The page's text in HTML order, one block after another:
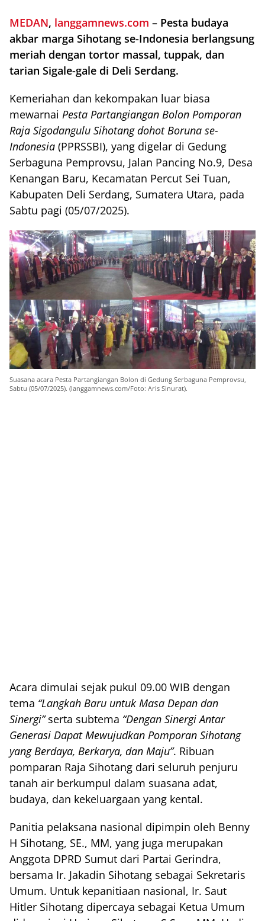
MEDAN, langgamnews.com – Pesta budaya
akbar marga Sihotang se-Indonesia berlangsung
meriah dengan tortor massal, tuppak, dan
tarian Sigale-gale di Deli Serdang.
Kemeriahan dan kekompakan luar biasa
mewarnai Pesta Partangiangan Bolon Pomporan
Raja Sigodangulu Sihotang dohot Boruna se-
Indonesia (PPRSSBI), yang digelar di Gedung
Serbaguna Pemprovsu, Jalan Pancing No.9, Desa
Kenangan Baru, Kecamatan Percut Sei Tuan,
Kabupaten Deli Serdang, Sumatera Utara, pada
Sabtu pagi (05/07/2025).
Suasana acara Pesta Partangiangan Bolon di Gedung Serbaguna Pemprovsu,
Sabtu (05/07/2025). (langgamnews.com/Foto: Aris Sinurat).
Acara dimulai sejak pukul 09.00 WIB dengan
tema “Langkah Baru untuk Masa Depan dan
Sinergi”serta subtema “Dengan Sinergi Antar
Generasi Dapat Mewujudkan Pomporan Sihotang
yang Berdaya, Berkarya, dan Maju”. Ribuan
pomparan Raja Sihotang dari seluruh penjuru
tanah air berkumpul dalam suasana adat,
budaya, dan kekeluargaan yang kental.
Panitia pelaksana nasional dipimpin oleh Benny
H Sihotang, SE., MM, yang juga merupakan
Anggota DPRD Sumut dari Partai Gerindra,
bersama Ir. Jakadin Sihotang sebagai Sekretaris
Umum. Untuk kepanitiaan nasional, Ir. Saut
Hitler Sihotang dipercaya sebagai Ketua Umum